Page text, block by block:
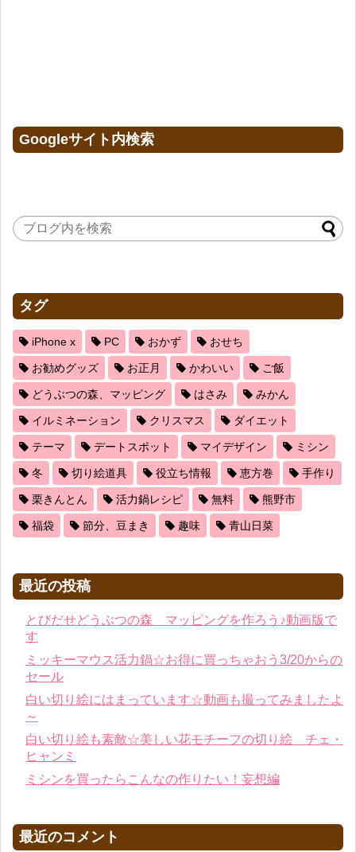
Googleサイト内検索
タグ
iPhone x PC おかず おせち
お勧めグッズ お正月 かわいい ご飯
どうぶつの森、マッピング はさみ みかん
イルミネーション クリスマス ダイエット
テーマ デートスポット マイデザイン ミシン
冬 切り絵道具 役立ち情報 恵方巻 手作り
栗きんとん 活力鍋レシピ 無料 熊野市
福袋 節分、豆まき 趣味 青山日菜
最近の投稿
とびだせどうぶつの森 マッピングを作ろう♪動画版で
す
ミッキーマウス活力鍋☆お得に買っちゃおう3/20からの
セール
白い切り絵にはまっています☆動画も撮ってみましたよ
～
白い切り絵も素敵☆美しい花モチーフの切り絵 チェ・
ヒャンミ
ミシンを買ったらこんなの作りたい！妄想編
最近のコメント